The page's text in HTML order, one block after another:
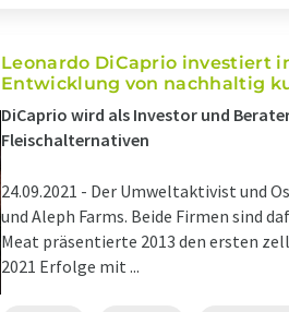
Leonardo DiCaprio investiert
Entwicklung von nachhaltig
DiCaprio wird als Investor und
Fleischalternativen
24.09.2021 - Der Umweltaktivist und
und Aleph Farms. Beide Firmen sind
Meat präsentierte 2013 den ersten
2021 Erfolge mit ...